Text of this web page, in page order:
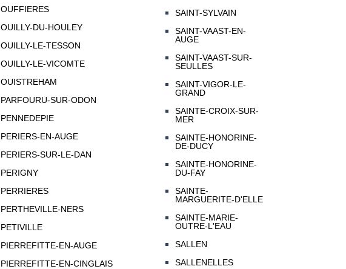
OUFFIERES
OUILLY-DU-HOULEY
OUILLY-LE-TESSON
OUILLY-LE-VICOMTE
OUISTREHAM
PARFOURU-SUR-ODON
PENNEDEPIE
PERIERS-EN-AUGE
PERIERS-SUR-LE-DAN
PERIGNY
PERRIERES
PERTHEVILLE-NERS
PETIVILLE
PIERREFITTE-EN-AUGE
PIERREFITTE-EN-CINGLAIS
SAINT-SYLVAIN
SAINT-VAAST-EN-
AUGE
SAINT-VAAST-SUR-
SEULLES
SAINT-VIGOR-LE-
GRAND
SAINTE-CROIX-SUR-
MER
SAINTE-HONORINE-
DE-DUCY
SAINTE-HONORINE-
DU-FAY
SAINTE-
MARGUERITE-D'ELLE
SAINTE-MARIE-
OUTRE-L'EAU
SALLEN
SALLENELLES